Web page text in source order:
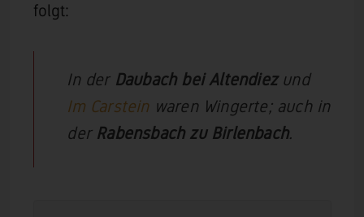
folgt:
In der Daubach beiAltendiezund
Im Carsteinwaren Wingerte; auch in
der Rabensbach zu Birlenbach.